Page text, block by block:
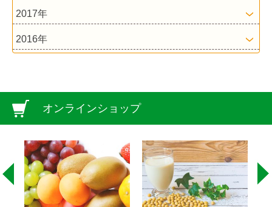
2017年
2016年
オンラインショップ